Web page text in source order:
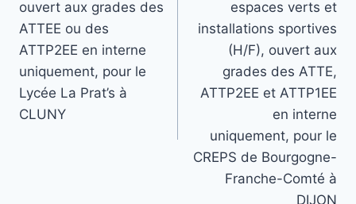
l’article
ouvert aux grades des
ATTEE ou des
ATTP2EE en interne
uniquement, pour le
Lycée La Prat’s à
CLUNY
espaces verts et
installations sportives
(H/F), ouvert aux
grades des ATTE,
ATTP2EE et ATTP1EE
en interne
uniquement, pour le
CREPS de Bourgogne-
Franche-Comté à
DIJON